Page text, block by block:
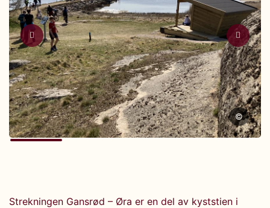
©
Strekningen Gansrød – Øra er en del av kyststien i